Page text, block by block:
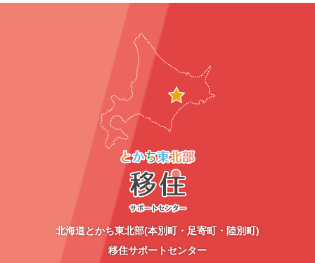
北海道とかち東北部(本別町・足寄町・陸別町)
移住サポートセンター